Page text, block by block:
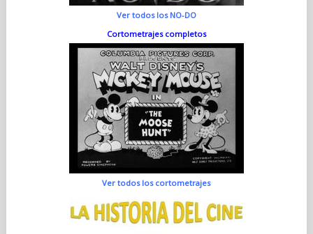
Ver todos los NO-DO
Cortometrajes completos
Ver todos los cortometrajes